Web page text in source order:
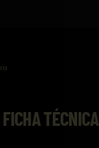
FICHA TÉCNICA